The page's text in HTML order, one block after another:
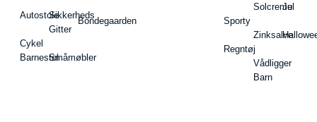
Autostole
Cykel
Barnestol
Sikkerheds
Gitter
Småmøbler
Bondegaarden Sporty
Regntøj
Solcreme
Zinksalve
Vådligger
Barn
Jul